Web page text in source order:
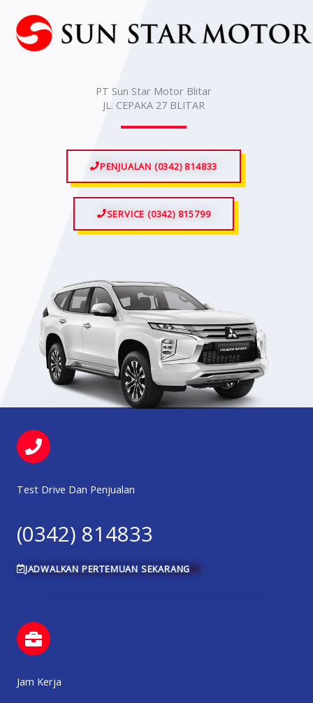
konten
PT Sun Star Motor Blitar
JL. CEPAKA 27 BLITAR
PENJUALAN (0342) 814833
SERVICE (0342) 815799
Test Drive Dan Penjualan
(0342) 814833
JADWALKAN PERTEMUAN SEKARANG
Jam Kerja